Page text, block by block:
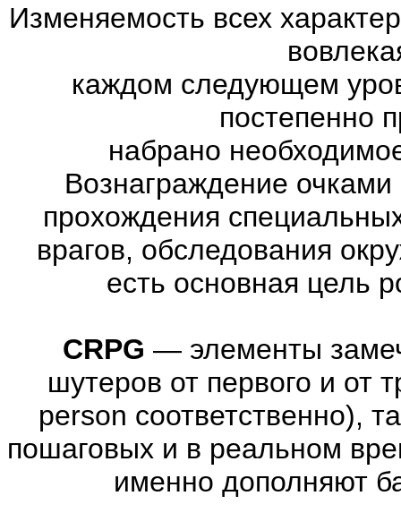
Изменяемость всех
каждом следующем
постепенно
набрано
Вознаграждение
прохождения
врагов, обследования
есть основная цель
CRPG — элементы
шутеров от первого и от
person соответственно),
пошаговых и в реальном
именно дополняют